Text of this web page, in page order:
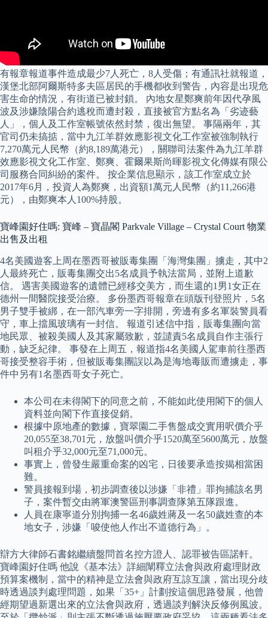
有報章報道事件造成最少7人死亡，8人受傷；有通訊社就報道，
漢堡北部阿爾斯特多夫區居民的手機都收到警告，內容是出現危
害生命的情況，有街道已被封鎖。 內地女星鄭爽前年因代孕風
波及涉嫌陰陽合約逃稅而遭封殺，直接被官方點名為「劣迹藝
人」，個人及工作室帳號依然封禁，復出無望。 事隔兩年，其
官司仍未搞掂，當中九江羊群效應影視文化工作室被強制執行
7,270萬元人民幣（約8,189萬港元），關聯司法案件為九江羊群
效應影視文化工作室、鄭爽、霍爾果斯尚暉影視文化傳媒有限公
司服務合同糾紛的案件。 按企業信息顯示，該工作室成立於
2017年6月，投資人為鄭爽，出資額1萬元人民幣（約11,266港
元），由鄭爽本人100%持股。
寶峰園好住嗎: 寶峰 – 寶晶閣 Parkvale Village – Crystal Court 物業
出售及出租
4名美國遊客上周在墨西哥被販毒集團「海灣集團」擄走，其中2
人最終死亡，販毒集團交出5名成員予執法當局，並附上道歉
信。 遇害美國遊客的遺體已經移交美方，而生還的1男1女正在
德州一間醫院接受治療。 多份墨西哥報章在頭版刊登照片，5名
男子雙手被綁，在一部汽車旁一字排開，旁邊有多名軍裝警員看
守，車上擋風玻璃有一封信。 報道引述信中指，販毒集團向當
地民眾、被殺美國人及其家屬致歉，並譴責5名成員自作主張行
動，缺乏紀律。 事發在上周五，報道指4名美國人駕車前往墨西
哥接受整容手術，但被販毒集團誤以為是海地毒販而遭擄走，事
件中另有1名墨西哥女子死亡。
本公司在未得閣下的同意之前，不能如此使用閣下的個人
資料並向閣下作直接促銷。
根據中原地產的數據，寶翠園二手售盤成交實用呎價介乎
20,055至38,701元，放盤叫價介乎1520萬至5600萬元，放盤
叫租介乎32,000元至71,000元。
事實上，曾發生嚴重命案的凶宅，日後要承造按揭相當困
難。
警員接報到場，初步調查後以涉嫌「非禮」罪拘捕該名男
子，案件暫交由將軍澳警區刑事調查隊第五隊跟進。
人員在康寧道分別拘捕一名46歲姓蔣及一名50歲姓查的本
地女子，涉嫌「唆使他人作出不道德行為」。
辯方大律師石書銘繼續盤問首名控方證人、認罪被告區諾軒。
寶峰園好住嗎 他說《基本法》詳細闡釋立法會與政府處理財政
預算案機制，當中的精神是立法會與政府互諒互讓，當出現分歧
時透過談判處理問題，如果「35+」計劃按這個思路發展，他曾
經期望過新選出來的立法會與政府，透過談判解決反修例風波。